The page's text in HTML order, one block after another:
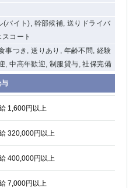
(バイト), 幹部候補, 送りドライバ
コート
事つき, 送りあり, 年齢不問, 経験
, 中高年歓迎, 制服貸与, 社保完備
1,600円以上
320,000円以上
400,000円以上
7,000円以上